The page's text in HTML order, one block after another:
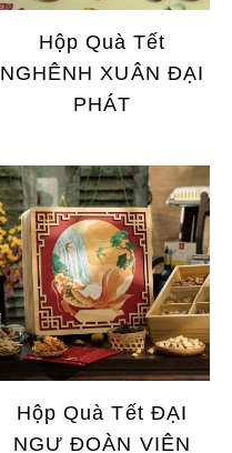
Hộp Quà Tết
NGHÊNH XUÂN ĐẠI
PHÁT
Hộp Quà Tết ĐẠI
NGƯ ĐOÀN VIÊN